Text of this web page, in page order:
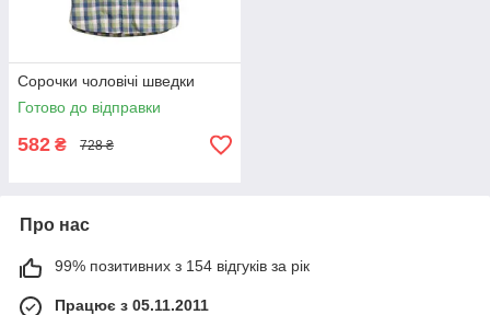
Сорочки чоловічі шведки
Готово до відправки
582 ₴ 728 ₴
Про нас
99% позитивних з 154 відгуків за рік
Працює з 05.11.2011